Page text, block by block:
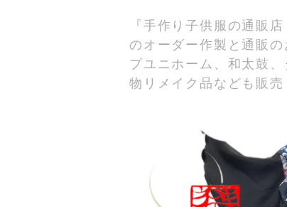
『手作り子供服の通販
のオーダー作製と通販
プユニホーム、和太鼓
物リメイク品なども販